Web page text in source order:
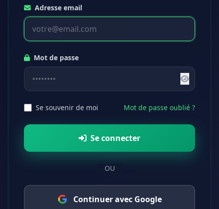
Adresse email
Mot de passe
Se souvenir de moi Mot de passe oublié ?
Se connecter
OU
Continuer avec Google